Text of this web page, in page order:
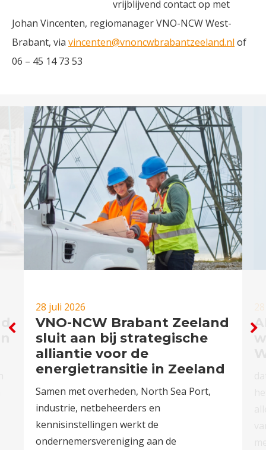
vrijblijvend contact op met
Johan Vincenten, regiomanager VNO-NCW West-
Brabant, via vincenten@vnoncwbrabantzeeland.nl of
06 – 45 14 73 53
28 juli 2026
VNO-NCW Brabant Zeeland
sluit aan bij strategische
alliantie voor de
energietransitie in Zeeland
Samen met overheden, North Sea Port,
industrie, netbeheerders en
kennisinstellingen werkt de
ondernemersvereniging aan de